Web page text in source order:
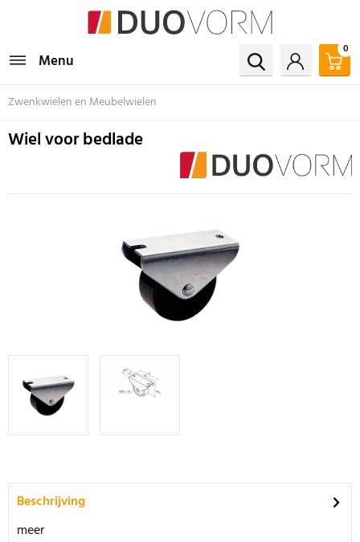
Menu
0
Zwenkwielen en Meubelwielen
Wiel voor bedlade
Beschrijving
meer